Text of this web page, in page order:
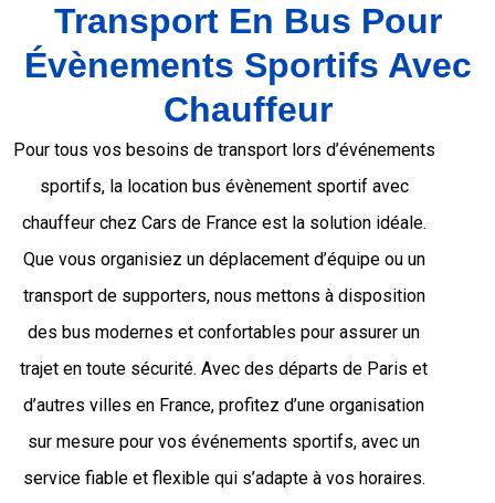
Transport En Bus Pour
Évènements Sportifs Avec
Chauffeur
Pour tous vos besoins de transport lors d’événements
sportifs, la location bus évènement sportif avec
chauffeur chez Cars de France est la solution idéale.
Que vous organisiez un déplacement d’équipe ou un
transport de supporters, nous mettons à disposition
des bus modernes et confortables pour assurer un
trajet en toute sécurité. Avec des départs de Paris et
d’autres villes en France, profitez d’une organisation
sur mesure pour vos événements sportifs, avec un
service fiable et flexible qui s’adapte à vos horaires.